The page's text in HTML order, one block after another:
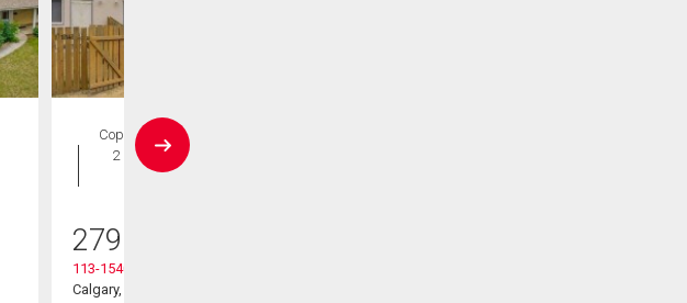
Copropriété
2 CAC , 1
SDB
279 000
113-1540 29 Street Nw
Calgary, AB